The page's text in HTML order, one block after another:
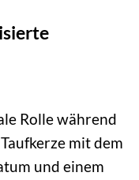
Rolle während
mit dem
und einem